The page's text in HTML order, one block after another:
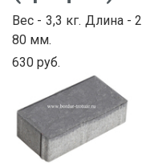
Вес - 3,3 кг. Длина
80 мм.
630 руб.